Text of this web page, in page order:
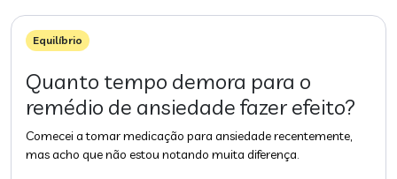
Equilíbrio
Quanto tempo demora para o
remédio de ansiedade fazer efeito?
Comecei a tomar medicação para ansiedade recentemente,
mas acho que não estou notando muita diferença.